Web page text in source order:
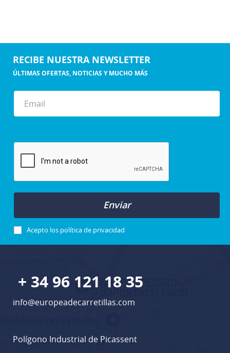
RECIBE NUESTRA NEWSLETTER
ÚLTIMAS OFERTAS, NOTICIAS Y MUCHO MÁS
Enviar
Acepto los política de privacidad
+ 34 96 121 18 35
info@europeadecarretillas.com
Polígono Industrial de Picassent